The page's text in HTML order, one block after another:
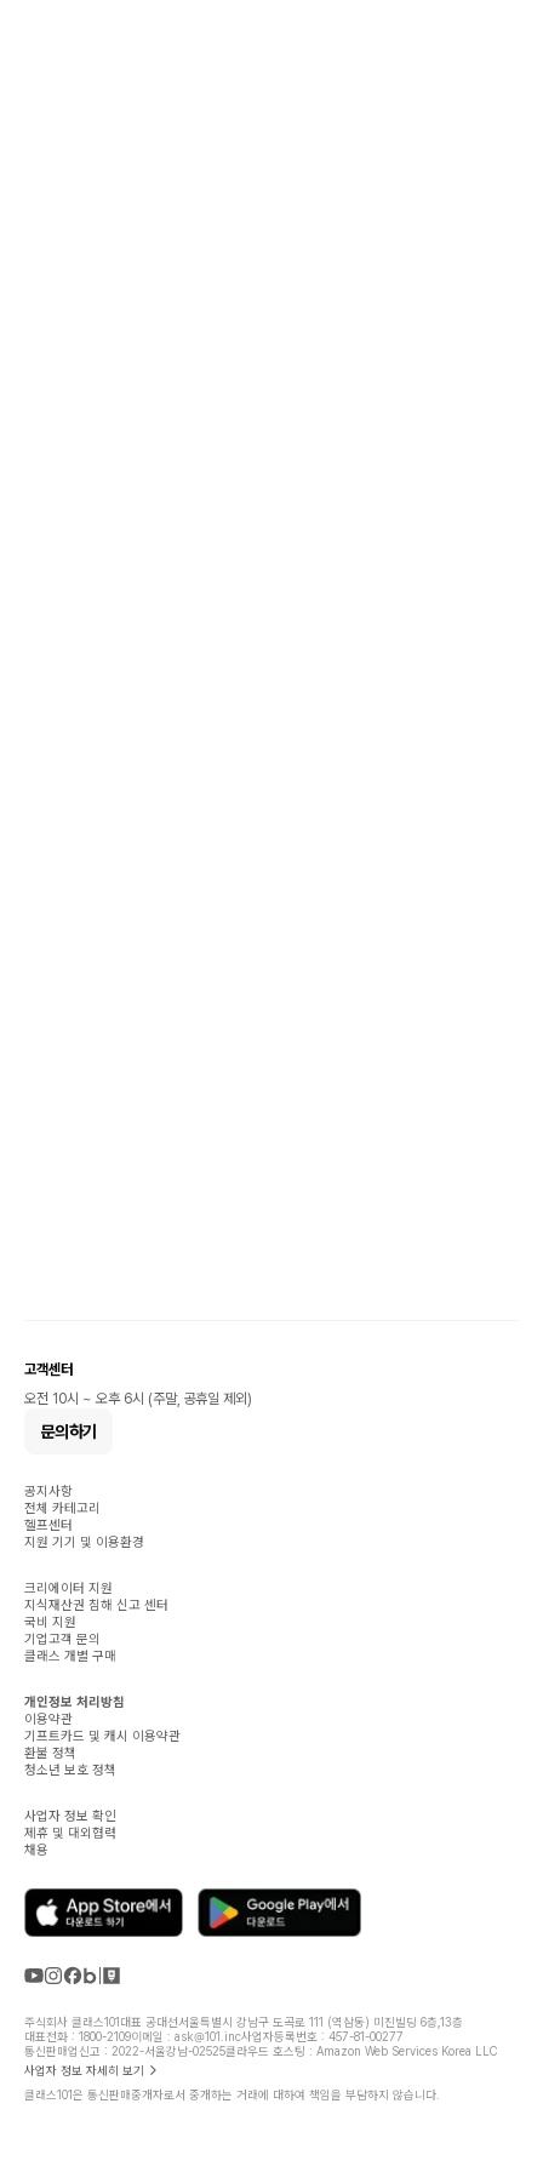
고객센터
오전 10시 ~ 오후 6시 (주말, 공휴일 제외)
문의하기
공지사항
전체 카테고리
헬프센터
지원 기기 및 이용환경
크리에이터 지원
지식재산권 침해 신고 센터
국비 지원
기업고객 문의
클래스 개별 구매
개인정보 처리방침
이용약관
기프트카드 및 캐시 이용약관
환불 정책
청소년 보호 정책
사업자 정보 확인
제휴 및 대외협력
채용
주식회사 클래스101대표 공대선서울특별시 강남구 도곡로 111 (역삼동) 미진빌딩 6층,13층
대표전화 : 1800-2109이메일 : ask@101.inc사업자등록번호 : 457-81-00277
통신판매업신고 : 2022-서울강남-02525클라우드 호스팅 : Amazon Web Services Korea LLC
사업자 정보 자세히 보기
클래스101은 통신판매중개자로서 중개하는 거래에 대하여 책임을 부담하지 않습니다.